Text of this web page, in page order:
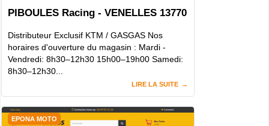
PIBOULES Racing - VENELLES 13770
Distributeur Exclusif KTM / GASGAS Nos
horaires d'ouverture du magasin : Mardi -
Vendredi: 8h30–12h30 15h00–19h00 Samedi:
8h30–12h30...
LIRE LA SUITE
EPONA MOTO